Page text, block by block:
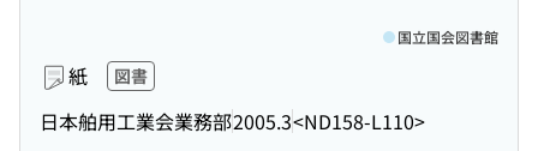
紙 図書
日本舶用工業会業務部2005.3<ND158-L110>
国立国会図書館